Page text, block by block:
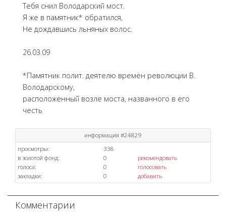
Тебя снил Володарский мост.
Я же в памятник* обратился,
Не дождавшись льняных волос.
26.03.09
*Памятник полит. деятелю времён революции В.
Володарскому,
расположенный возле моста, названного в его
честь
информация #24829
просмотры:
338
в золотой фонд:
0
рекомендовать
голоса:
0
голосовать
закладки:
0 добавить
Комментарии